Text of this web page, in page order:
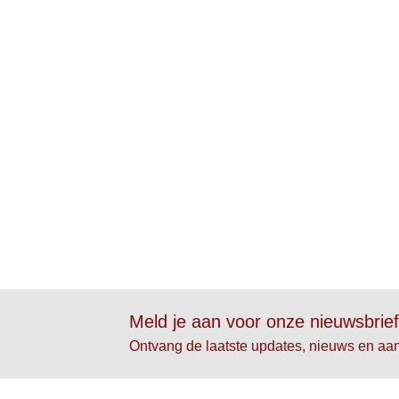
Meld je aan voor onze nieuwsbrief
Ontvang de laatste updates, nieuws en